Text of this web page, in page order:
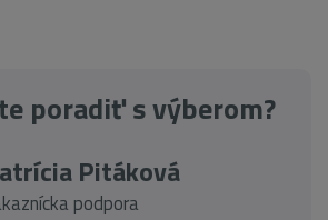
poradiť s výberom?
Pitáková
podpora